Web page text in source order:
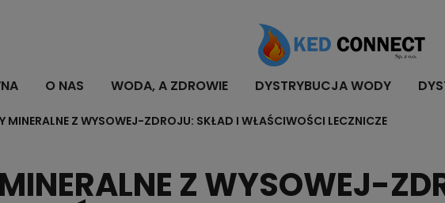
O NAS WODA, A ZDROWIE DYSTRYBUCJA WODY
MINERALNE Z WYSOWEJ-ZDROJU: SKŁAD I WŁAŚCIWOŚCI LECZNICZE
Z WYSOWEJ-